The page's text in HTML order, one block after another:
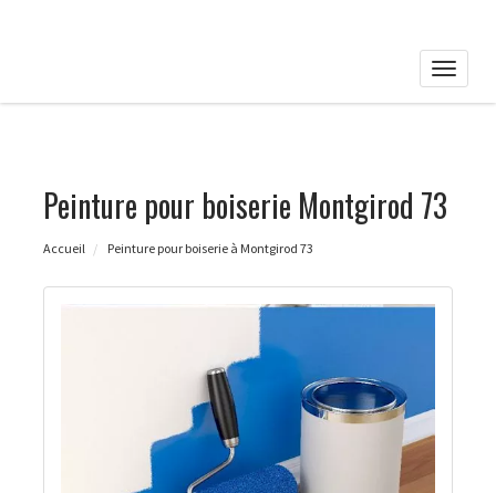
Toggle
Peinture pour boiserie Montgirod 73
Accueil Peinture pour boiserie à Montgirod 73